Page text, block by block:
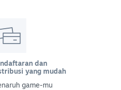
dan
yang mudah
game-mu